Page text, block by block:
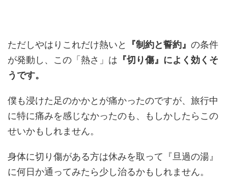
ただしやはりこれだけ熱いと 『制約と誓約』 の条件
が発動し、この「熱さ」は 『切り傷』によく効くそ
うです。
僕も浸けた足のかかとが痛かったのですが、旅行中
に特に痛みを感じなかったのも、もしかしたらこの
せいかもしれません。
身体に切り傷がある方は休みを取って『旦過の湯』
に何日か通ってみたら少し治るかもしれません。